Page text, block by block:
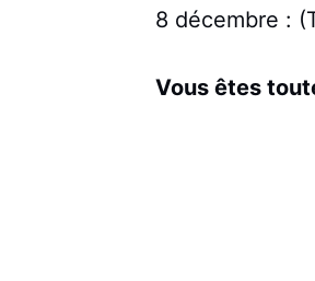
8 décembre :
Vous êtes